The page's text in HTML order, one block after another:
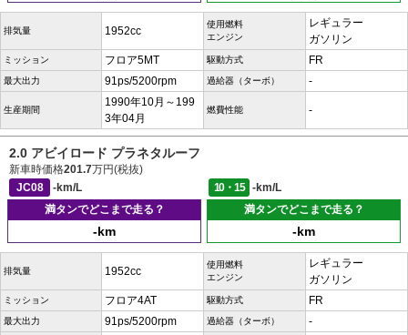
排気量 1952cc
使用燃料
エンジン
レギュラー
ガソリン
ミッション フロア5MT 駆動方式 FR
最大出力 91ps/5200rpm 過給器（ターボ） -
生産期間
1990年10月～199
3年04月
燃費性能 -
2.0 アビイロード プラネタルーフ
新車時価格201.7万円(税抜)
JC08
-km/L 10・15
-km/L
満タンでどこまで走る？
-km
満タンでどこまで走る？
-km
排気量 1952cc
使用燃料
エンジン
レギュラー
ガソリン
ミッション フロア4AT 駆動方式 FR
最大出力 91ps/5200rpm 過給器（ターボ） -